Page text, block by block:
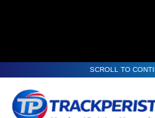
SCROLL TO